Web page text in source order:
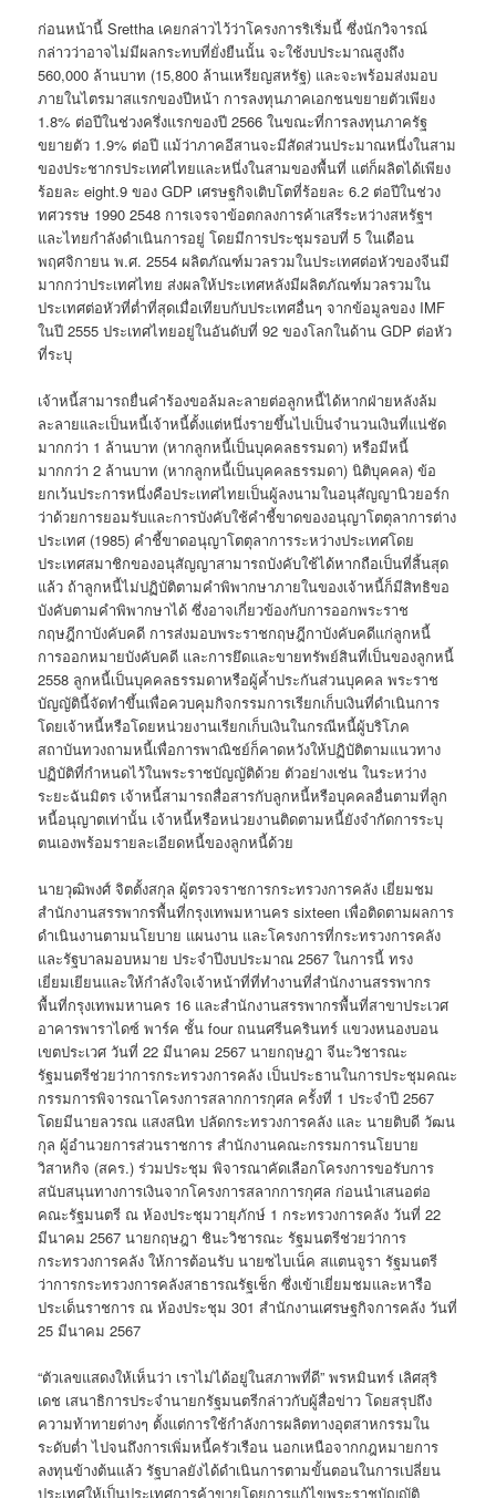
ก่อนหน้านี้ Srettha เคยกล่าวไว้ว่าโครงการริเริ่มนี้ ซึ่งนักวิจารณ์
กล่าวว่าอาจไม่มีผลกระทบที่ยั่งยืนนั้น จะใช้งบประมาณสูงถึง
560,000 ล้านบาท (15,800 ล้านเหรียญสหรัฐ) และจะพร้อมส่งมอบ
ภายในไตรมาสแรกของปีหน้า การลงทุนภาคเอกชนขยายตัวเพียง
1.8% ต่อปีในช่วงครึ่งแรกของปี 2566 ในขณะที่การลงทุนภาครัฐ
ขยายตัว 1.9% ต่อปี แม้ว่าภาคอีสานจะมีสัดส่วนประมาณหนึ่งในสาม
ของประชากรประเทศไทยและหนึ่งในสามของพื้นที่ แต่ก็ผลิตได้เพียง
ร้อยละ eight.9 ของ GDP เศรษฐกิจเติบโตที่ร้อยละ 6.2 ต่อปีในช่วง
ทศวรรษ 1990 2548 การเจรจาข้อตกลงการค้าเสรีระหว่างสหรัฐฯ
และไทยกำลังดำเนินการอยู่ โดยมีการประชุมรอบที่ 5 ในเดือน
พฤศจิกายน พ.ศ. 2554 ผลิตภัณฑ์มวลรวมในประเทศต่อหัวของจีนมี
มากกว่าประเทศไทย ส่งผลให้ประเทศหลังมีผลิตภัณฑ์มวลรวมใน
ประเทศต่อหัวที่ต่ำที่สุดเมื่อเทียบกับประเทศอื่นๆ จากข้อมูลของ IMF
ในปี 2555 ประเทศไทยอยู่ในอันดับที่ 92 ของโลกในด้าน GDP ต่อหัว
ที่ระบุ
เจ้าหนี้สามารถยื่นคำร้องขอล้มละลายต่อลูกหนี้ได้หากฝ่ายหลังล้ม
ละลายและเป็นหนี้เจ้าหนี้ตั้งแต่หนึ่งรายขึ้นไปเป็นจำนวนเงินที่แน่ชัด
มากกว่า 1 ล้านบาท (หากลูกหนี้เป็นบุคคลธรรมดา) หรือมีหนี้
มากกว่า 2 ล้านบาท (หากลูกหนี้เป็นบุคคลธรรมดา) นิติบุคคล) ข้อ
ยกเว้นประการหนึ่งคือประเทศไทยเป็นผู้ลงนามในอนุสัญญานิวยอร์ก
ว่าด้วยการยอมรับและการบังคับใช้คำชี้ขาดของอนุญาโตตุลาการต่าง
ประเทศ (1985) คำชี้ขาดอนุญาโตตุลาการระหว่างประเทศโดย
ประเทศสมาชิกของอนุสัญญาสามารถบังคับใช้ได้หากถือเป็นที่สิ้นสุด
แล้ว ถ้าลูกหนี้ไม่ปฏิบัติตามคำพิพากษาภายในของเจ้าหนี้ก็มีสิทธิขอ
บังคับตามคำพิพากษาได้ ซึ่งอาจเกี่ยวข้องกับการออกพระราช
กฤษฎีกาบังคับคดี การส่งมอบพระราชกฤษฎีกาบังคับคดีแก่ลูกหนี้
การออกหมายบังคับคดี และการยึดและขายทรัพย์สินที่เป็นของลูกหนี้
2558 ลูกหนี้เป็นบุคคลธรรมดาหรือผู้ค้ำประกันส่วนบุคคล พระราช
บัญญัตินี้จัดทำขึ้นเพื่อควบคุมกิจกรรมการเรียกเก็บเงินที่ดำเนินการ
โดยเจ้าหนี้หรือโดยหน่วยงานเรียกเก็บเงินในกรณีหนี้ผู้บริโภค
สถาบันทวงถามหนี้เพื่อการพาณิชย์ก็คาดหวังให้ปฏิบัติตามแนวทาง
ปฏิบัติที่กำหนดไว้ในพระราชบัญญัติด้วย ตัวอย่างเช่น ในระหว่าง
ระยะฉันมิตร เจ้าหนี้สามารถสื่อสารกับลูกหนี้หรือบุคคลอื่นตามที่ลูก
หนี้อนุญาตเท่านั้น เจ้าหนี้หรือหน่วยงานติดตามหนี้ยังจำกัดการระบุ
ตนเองพร้อมรายละเอียดหนี้ของลูกหนี้ด้วย
นายวุฒิพงศ์ จิตตั้งสกุล ผู้ตรวจราชการกระทรวงการคลัง เยี่ยมชม
สำนักงานสรรพากรพื้นที่กรุงเทพมหานคร sixteen เพื่อติดตามผลการ
ดำเนินงานตามนโยบาย แผนงาน และโครงการที่กระทรวงการคลัง
และรัฐบาลมอบหมาย ประจำปีงบประมาณ 2567 ในการนี้ ทรง
เยี่ยมเยียนและให้กำลังใจเจ้าหน้าที่ที่ทำงานที่สำนักงานสรรพากร
พื้นที่กรุงเทพมหานคร 16 และสำนักงานสรรพากรพื้นที่สาขาประเวศ
อาคารพาราไดซ์ พาร์ค ชั้น four ถนนศรีนครินทร์ แขวงหนองบอน
เขตประเวศ วันที่ 22 มีนาคม 2567 นายกฤษฎา จีนะวิชารณะ
รัฐมนตรีช่วยว่าการกระทรวงการคลัง เป็นประธานในการประชุมคณะ
กรรมการพิจารณาโครงการสลากการกุศล ครั้งที่ 1 ประจำปี 2567
โดยมีนายลวรณ แสงสนิท ปลัดกระทรวงการคลัง และ นายติบดี วัฒน
กุล ผู้อำนวยการส่วนราชการ สำนักงานคณะกรรมการนโยบาย
วิสาหกิจ (สคร.) ร่วมประชุม พิจารณาคัดเลือกโครงการขอรับการ
สนับสนุนทางการเงินจากโครงการสลากการกุศล ก่อนนำเสนอต่อ
คณะรัฐมนตรี ณ ห้องประชุมวายุภักษ์ 1 กระทรวงการคลัง วันที่ 22
มีนาคม 2567 นายกฤษฎา ชินะวิชารณะ รัฐมนตรีช่วยว่าการ
กระทรวงการคลัง ให้การต้อนรับ นายซไบเน็ค สแตนจูรา รัฐมนตรี
ว่าการกระทรวงการคลังสาธารณรัฐเช็ก ซึ่งเข้าเยี่ยมชมและหารือ
ประเด็นราชการ ณ ห้องประชุม 301 สำนักงานเศรษฐกิจการคลัง วันที่
25 มีนาคม 2567
“ตัวเลขแสดงให้เห็นว่า เราไม่ได้อยู่ในสภาพที่ดี” พรหมินทร์ เลิศสุริ
เดช เสนาธิการประจำนายกรัฐมนตรีกล่าวกับผู้สื่อข่าว โดยสรุปถึง
ความท้าทายต่างๆ ตั้งแต่การใช้กำลังการผลิตทางอุตสาหกรรมใน
ระดับต่ำ ไปจนถึงการเพิ่มหนี้ครัวเรือน นอกเหนือจากกฎหมายการ
ลงทุนข้างต้นแล้ว รัฐบาลยังได้ดำเนินการตามขั้นตอนในการเปลี่ยน
ประเทศให้เป็นประเทศการค้าขายโดยการแก้ไขพระราชบัญญัติ